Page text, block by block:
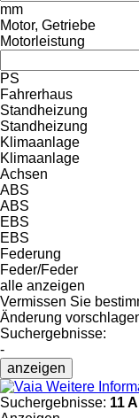
mm
Motor, Getriebe
Motorleistung
PS
Fahrerhaus
Standheizung
Standheizung
Klimaanlage
Klimaanlage
Achsen
ABS
ABS
EBS
EBS
Federung
Feder/Feder
alle anzeigen
Vermissen Sie
Änderung
Suchergebnisse:
-
anzeigen
Weitere
Suchergebnisse: 11